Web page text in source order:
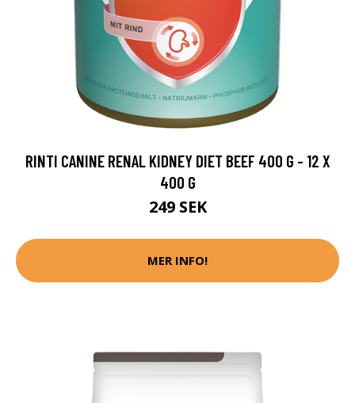
RINTI CANINE RENAL KIDNEY DIET BEEF 400 G - 12 X
400 G
249 SEK
MER INFO!